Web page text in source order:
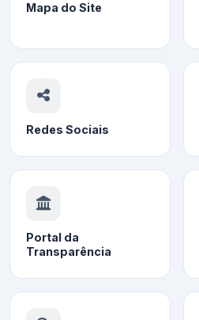
Mapa do Site
Redes Sociais
Portal da
Transparência